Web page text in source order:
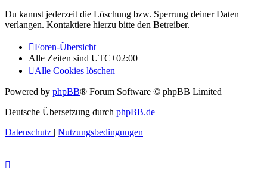
Du kannst jederzeit die Löschung bzw. Sperrung deiner Daten
verlangen. Kontaktiere hierzu bitte den Betreiber.
Foren-Übersicht
Alle Zeiten sind UTC+02:00
Alle Cookies löschen
Powered by phpBB® Forum Software © phpBB Limited
Deutsche Übersetzung durch phpBB.de
Datenschutz | Nutzungsbedingungen